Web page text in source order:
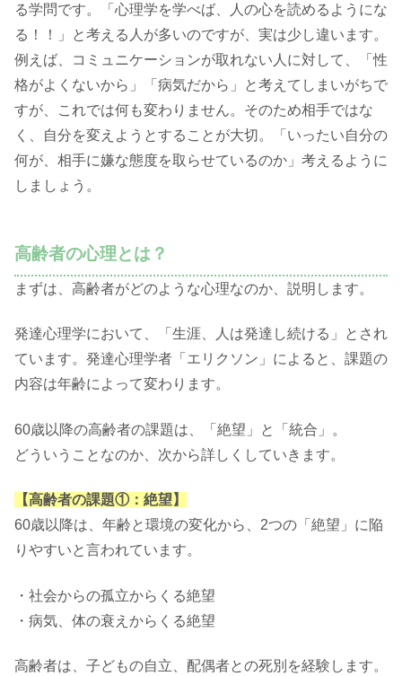
る学問です。「心理学を学べば、人の心を読めるようにな
る！！」と考える人が多いのですが、実は少し違います。
例えば、コミュニケーションが取れない人に対して、「性
格がよくないから」「病気だから」と考えてしまいがちで
すが、これでは何も変わりません。そのため相手ではな
く、自分を変えようとすることが大切。「いったい自分の
何が、相手に嫌な態度を取らせているのか」考えるように
しましょう。
高齢者の心理とは？
まずは、高齢者がどのような心理なのか、説明します。
発達心理学において、「生涯、人は発達し続ける」とされ
ています。発達心理学者「エリクソン」によると、課題の
内容は年齢によって変わります。
60歳以降の高齢者の課題は、「絶望」と「統合」。
どういうことなのか、次から詳しくしていきます。
【高齢者の課題①：絶望】
60歳以降は、年齢と環境の変化から、2つの「絶望」に陥
りやすいと言われています。
・社会からの孤立からくる絶望
・病気、体の衰えからくる絶望
高齢者は、子どもの自立、配偶者との死別を経験します。